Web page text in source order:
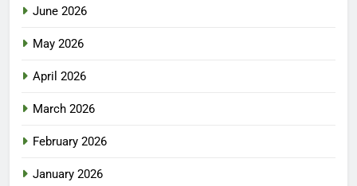
June 2026
May 2026
April 2026
March 2026
February 2026
January 2026